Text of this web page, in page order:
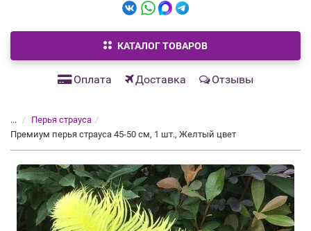
КАТАЛОГ ТОВАРОВ
Оплата Доставка Отзывы
...
Перья страуса
Премиум перья страуса 45-50 см, 1 шт., Желтый цвет